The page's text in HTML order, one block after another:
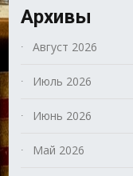
Архивы
Август 2026
Июль 2026
Июнь 2026
Май 2026